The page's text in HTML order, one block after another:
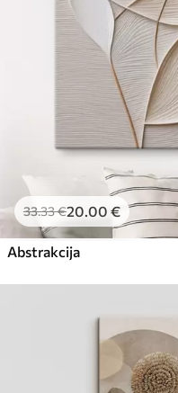
33.33€20.00 €
Abstrakcija